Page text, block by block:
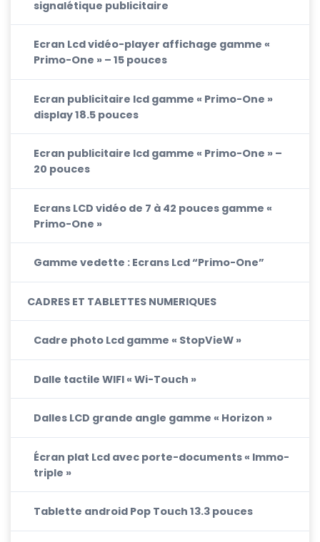
signalétique publicitaire
Ecran Lcd vidéo-player affichage gamme «
Primo-One » – 15 pouces
Ecran publicitaire lcd gamme « Primo-One »
display 18.5 pouces
Ecran publicitaire lcd gamme « Primo-One » –
20 pouces
Ecrans LCD vidéo de 7 à 42 pouces gamme «
Primo-One »
Gamme vedette : Ecrans Lcd “Primo-One”
CADRES ET TABLETTES NUMERIQUES
Cadre photo Lcd gamme « StopVieW »
Dalle tactile WIFI « Wi-Touch »
Dalles LCD grande angle gamme « Horizon »
Écran plat Lcd avec porte-documents « Immo-
triple »
Tablette android Pop Touch 13.3 pouces